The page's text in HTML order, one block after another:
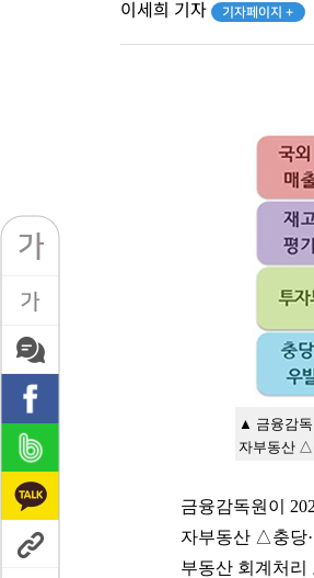
이세희 기자 기자페이지 +
▲ 금융감
자부동산 △
금융감독원이
자부동산 △충당
부동산 회계처리